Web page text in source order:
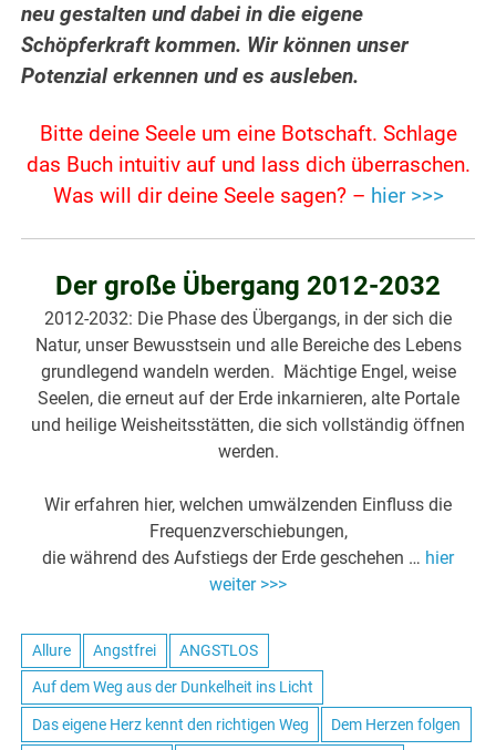
neu gestalten und dabei in die eigene
Schöpferkraft kommen. Wir können unser
Potenzial erkennen und es ausleben.
Bitte deine Seele um eine Botschaft. Schlage
das Buch intuitiv auf und lass dich überraschen.
Was will dir deine Seele sagen? – hier >>>
Der große Übergang 2012-2032
2012-2032: Die Phase des Übergangs, in der sich die
Natur, unser Bewusstsein und alle Bereiche des Lebens
grundlegend wandeln werden. Mächtige Engel, weise
Seelen, die erneut auf der Erde inkarnieren, alte Portale
und heilige Weisheitsstätten, die sich vollständig öffnen
werden.
Wir erfahren hier, welchen umwälzenden Einfluss die
Frequenzverschiebungen,
die während des Aufstiegs der Erde geschehen … hier
weiter >>>
Allure Angstfrei ANGSTLOS
Auf dem Weg aus der Dunkelheit ins Licht
Das eigene Herz kennt den richtigen Weg Dem Herzen folgen